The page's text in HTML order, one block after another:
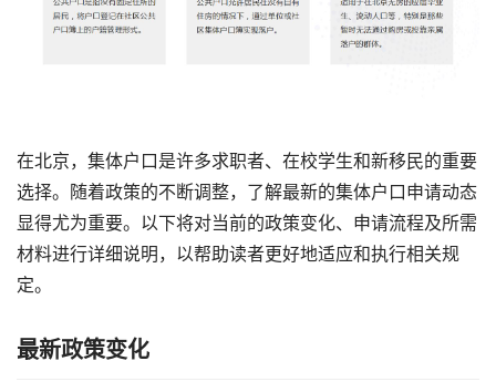
在北京，集体户口是许多求职者、在校学生和新移民的重要
选择。随着政策的不断调整，了解最新的集体户口申请动态
显得尤为重要。以下将对当前的政策变化、申请流程及所需
材料进行详细说明，以帮助读者更好地适应和执行相关规
定。
最新政策变化